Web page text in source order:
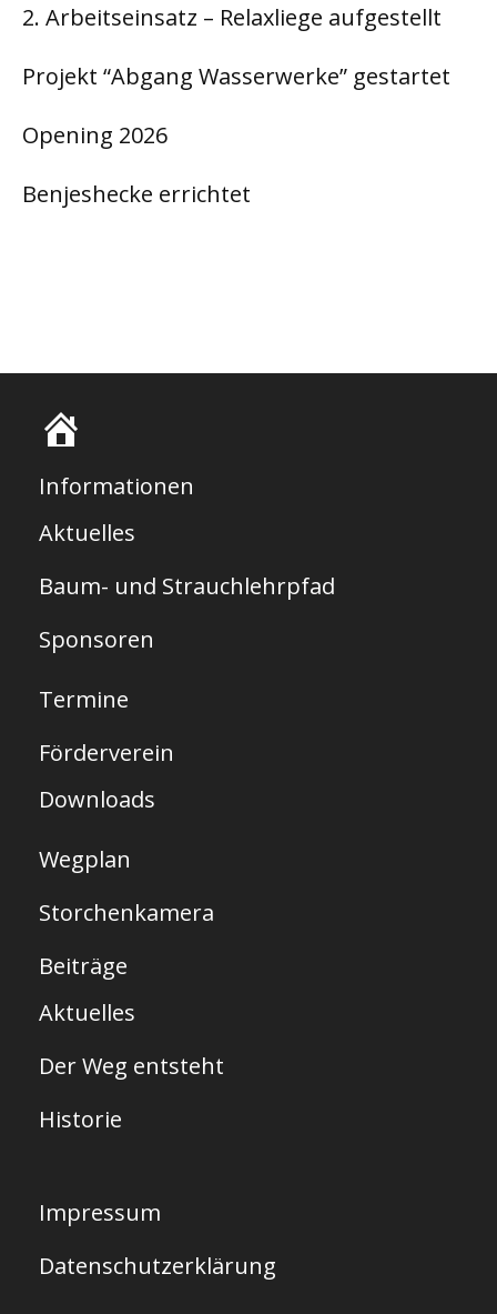
2. Arbeitseinsatz – Relaxliege aufgestellt
Projekt “Abgang Wasserwerke” gestartet
Opening 2026
Benjeshecke errichtet
r
t
s
i
t
e
Informationen
Aktuelles
Baum- und Strauchlehrpfad
Sponsoren
Termine
Förderverein
Downloads
Wegplan
Storchenkamera
Beiträge
Aktuelles
Der Weg entsteht
Historie
Impressum
Datenschutzerklärung